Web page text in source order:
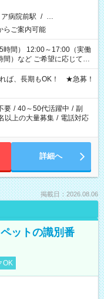
病院前駅 / …
ご案内可能
間） 12:00～17:00（実働
に応じて、
担当へ相談ください！
ば、長期もOK！ ★急募！
要 / 40～50代活躍中 / 副
以上の大量募集 / 電話対応
詳細へ
掲載日：2026.08.06
ットの識別番
OK